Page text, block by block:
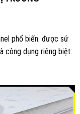
phổ biến. được sử
công dụng riêng biệt: